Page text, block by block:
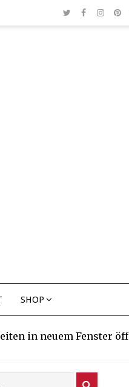
SHOP
in neuem Fenster